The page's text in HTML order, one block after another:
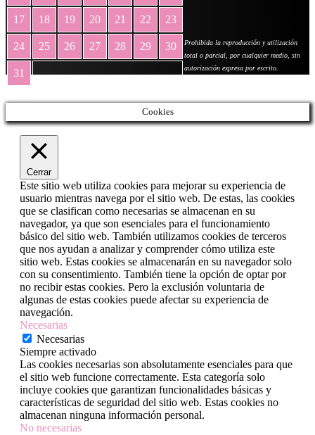
17 18 19 20 21 22 23
24 25 26 27 28 29 30
31
Prohibida la reproducción y utilización
total o parcial, por cualquier medio, sin
autorización expresa por escrito.
Cookies
Cerrar
Este sitio web utiliza cookies para mejorar su experiencia de
usuario mientras navega por el sitio web. De estas, las cookies
que se clasifican como necesarias se almacenan en su
navegador, ya que son esenciales para el funcionamiento
básico del sitio web. También utilizamos cookies de terceros
que nos ayudan a analizar y comprender cómo utiliza este
sitio web. Estas cookies se almacenarán en su navegador solo
con su consentimiento. También tiene la opción de optar por
no recibir estas cookies. Pero la exclusión voluntaria de
algunas de estas cookies puede afectar su experiencia de
navegación.
Necesarias
Necesarias
Siempre activado
Las cookies necesarias son absolutamente esenciales para que
el sitio web funcione correctamente. Esta categoría solo
incluye cookies que garantizan funcionalidades básicas y
características de seguridad del sitio web. Estas cookies no
almacenan ninguna información personal.
No necesarias